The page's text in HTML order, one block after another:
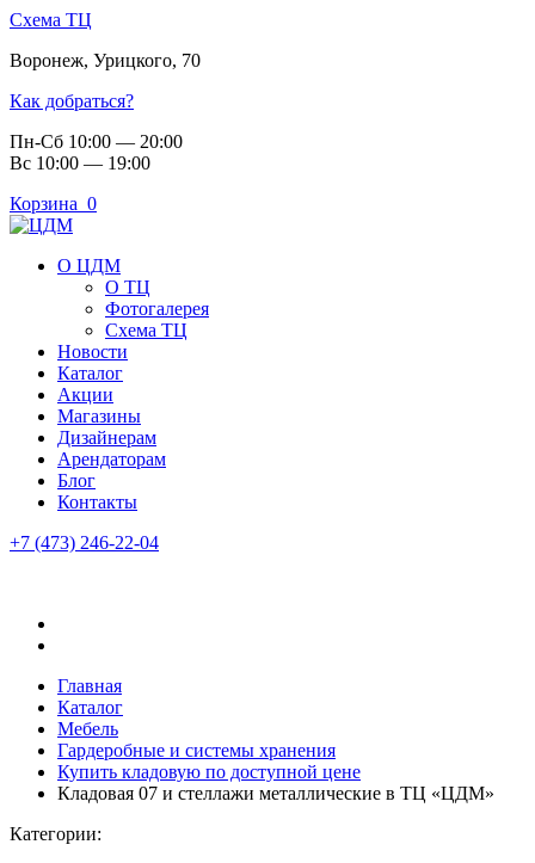
Схема ТЦ
Воронеж, Урицкого, 70
Как добраться?
Пн-Сб 10:00 — 20:00
Вс 10:00 — 19:00
Корзина 0
О ЦДМ
О ТЦ
Фотогалерея
Схема ТЦ
Новости
Каталог
Акции
Магазины
Дизайнерам
Арендаторам
Блог
Контакты
+7 (473) 246-22-04
Главная
Каталог
Мебель
Гардеробные и системы хранения
Купить кладовую по доступной цене
Кладовая 07 и стеллажи металлические в ТЦ «ЦДМ»
Категории: